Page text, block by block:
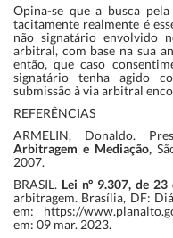
Opina-se que a busca
tacitamente realmente é
não signatário envolvido
arbitral, com base na sua
então, que caso
signatário tenha agido
submissão à via arbitral
REFERÊNCIAS
ARMELIN, Donaldo.
Arbitragem e Mediação,
2007.
BRASIL. Lei nº 9.307, de
arbitragem. Brasília, DF:
em: https://
em: 09 mar. 2023.